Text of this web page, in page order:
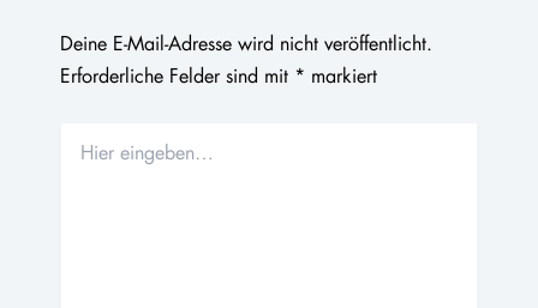
Deine E-Mail-Adresse wird nicht veröffentlicht.
Erforderliche Felder sind mit * markiert
eingeben…